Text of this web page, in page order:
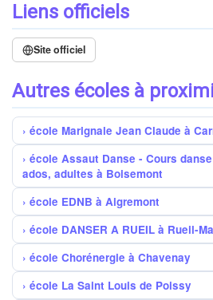
Liens officiels
Site officiel
Autres écoles à
école Marignale Jean Claude à
école Assaut Danse - Cours
ados, adultes à Boisemont
école EDNB à Aigremont
école DANSER A RUEIL à Rueil-
école Chorénergie à Chavenay
école La Saint Louis de Poissy